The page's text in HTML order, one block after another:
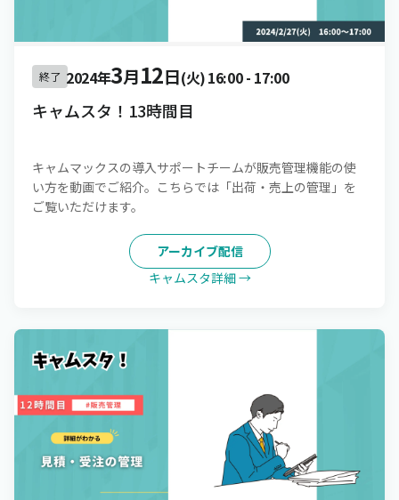
終了 2024年3月12日(火)16:00- 17:00
キャムスタ！13時間目
キャムマックスの導入サポートチームが販売管理機能の使
い方を動画でご紹介。こちらでは「出荷・売上の管理」を
ご覧いただけます。
アーカイブ配信
キャムスタ詳細 →